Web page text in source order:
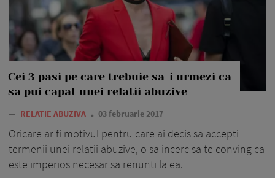
Cei 3 pasi pe care trebuie sa-i urmezi ca
sa pui capat unei relatii abuzive
— RELATIE ABUZIVA 03 februarie 2017
Oricare ar fi motivul pentru care ai decis sa accepti
termenii unei relatii abuzive, o sa incerc sa te conving ca
este imperios necesar sa renunti la ea.